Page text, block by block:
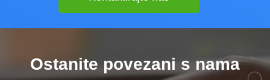
Ostanite povezani s nama